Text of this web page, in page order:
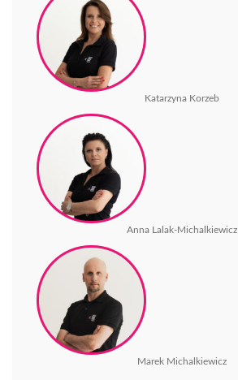
Katarzyna Korzeb
Anna Lalak-Michalkiewicz
Marek Michalkiewicz